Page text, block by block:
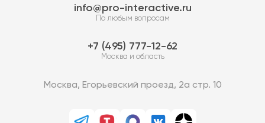
info@pro-interactive.ru
По любым вопросам
7 (495) 777-12-62
Москва и область
Москва, Егорьевский проезд, 2а стр. 10